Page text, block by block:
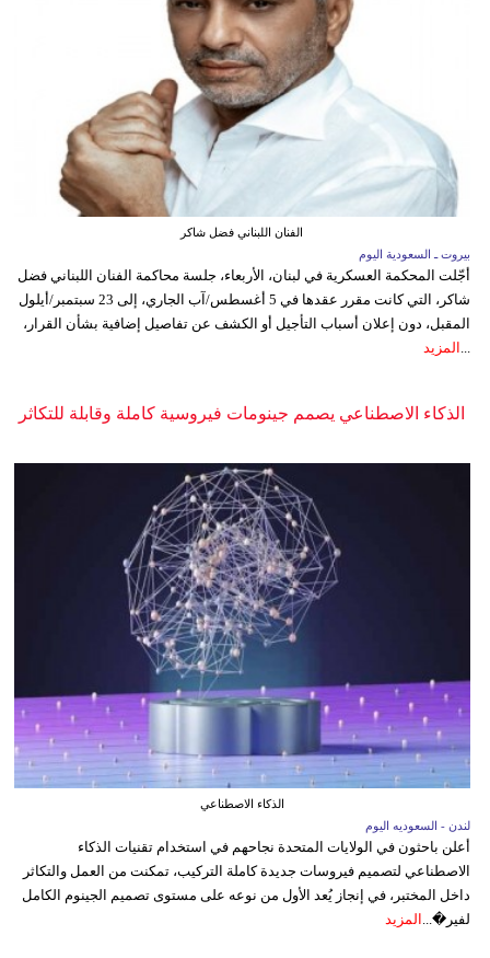
الفنان اللبناني فضل شاكر
بيروت ـ السعودية اليوم
أجّلت المحكمة العسكرية في لبنان، الأربعاء، جلسة محاكمة الفنان اللبناني فضل
شاكر، التي كانت مقرر عقدها في 5 أغسطس/آب الجاري، إلى 23 سبتمبر/أيلول
المقبل، دون إعلان أسباب التأجيل أو الكشف عن تفاصيل إضافية بشأن القرار،
المزيد
الذكاء الاصطناعي يصمم جينومات فيروسية كاملة وقابلة للتكاثر
الذكاء الاصطناعي
لندن - السعوديه اليوم
أعلن باحثون في الولايات المتحدة نجاحهم في استخدام تقنيات الذكاء
الاصطناعي لتصميم فيروسات جديدة كاملة التركيب، تمكنت من العمل والتكاثر
داخل المختبر، في إنجاز يُعد الأول من نوعه على مستوى تصميم الجينوم الكامل
لفير�... المزيد